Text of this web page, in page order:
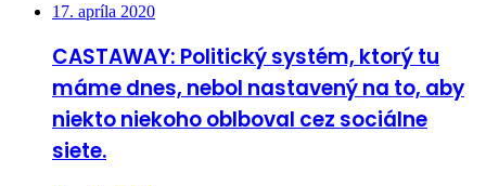
17. apríla 2020
CASTAWAY: Politický systém, ktorý tu
máme dnes, nebol nastavený na to, aby
niekto niekoho oblboval cez sociálne
siete.